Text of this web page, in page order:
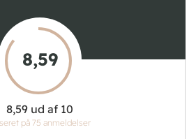
8,59
8,59 ud af 10
på 75 anmeldelser